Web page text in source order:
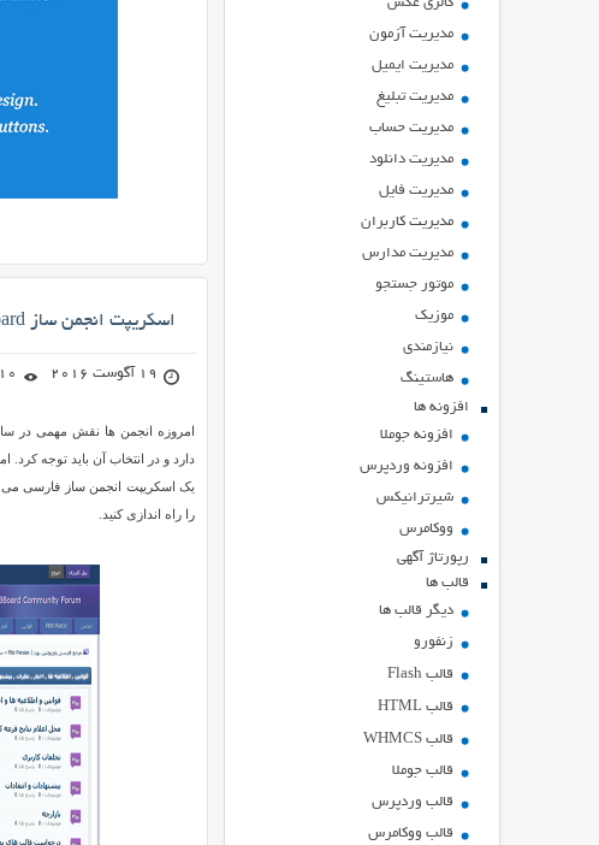
مدیریت آزمون
مدیریت ایمیل
مدیریت تبلیغ
مدیریت حساب
مدیریت دانلود
مدیریت فایل
مدیریت کاربران
مدیریت مدارس
موتور جستجو
موزیک
نیازمندی
هاستينگ
افزونه ها
افزونه جوملا
افزونه وردپرس
شیرترانیکس
ووکامرس
رپورتاژ آگهی
قالب ها
دیگر قالب ها
زنفورو
قالب Flash
قالب HTML
قالب WHMCS
قالب جوملا
قالب وردپرس
قالب ووکامرس
اسکریپت انجمن ساز PBBoard فارسی
19 آگوست 2016
امروزه انجمن ها نقش مهمی در
یک اسکریپت انجمن ساز فارسی می
را راه اندازی کنید.